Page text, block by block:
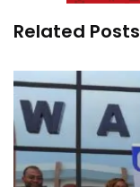
Related Posts